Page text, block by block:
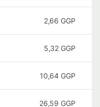
2,66 GGP
5,32 GGP
10,64 GGP
26,59 GGP